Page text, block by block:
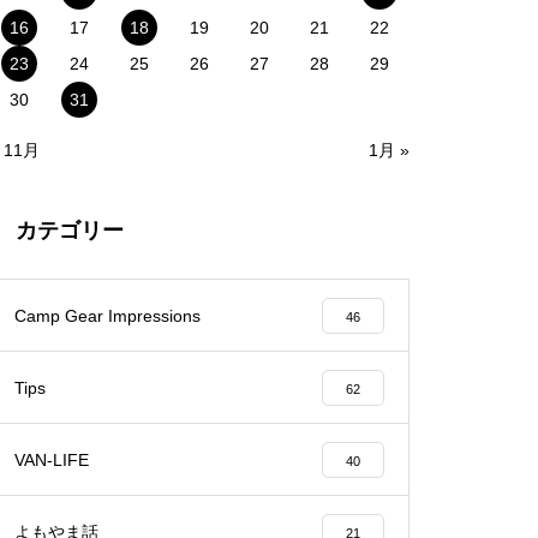
16
17 18 19 20 21
22
23
24 25 26 27 28
29
30
31
月 1月 »
カテゴリー
Camp Gear Impressions 46
Tips 62
VAN-LIFE 40
よもやま話 21